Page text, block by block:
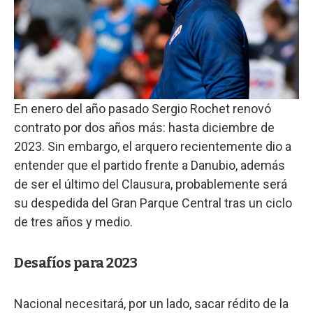
En enero del año pasado Sergio Rochet renovó
contrato por dos años más: hasta diciembre de
2023. Sin embargo, el arquero recientemente dio a
entender que el partido frente a Danubio, además
de ser el último del Clausura, probablemente será
su despedida del Gran Parque Central tras un ciclo
de tres años y medio.
Desafíos para 2023
Nacional necesitará, por un lado, sacar rédito de la